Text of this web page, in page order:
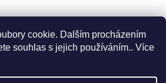
cookie. Dalším procházením
souhlas s jejich používáním.. Více